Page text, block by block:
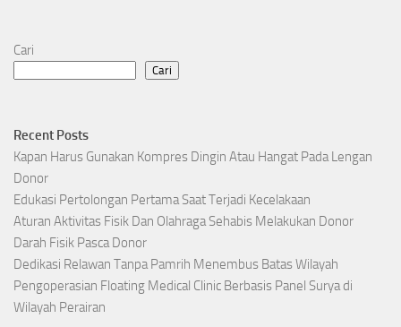
Cari
Cari
Recent Posts
Kapan Harus Gunakan Kompres Dingin Atau Hangat Pada Lengan
Donor
Edukasi Pertolongan Pertama Saat Terjadi Kecelakaan
Aturan Aktivitas Fisik Dan Olahraga Sehabis Melakukan Donor
Darah Fisik Pasca Donor
Dedikasi Relawan Tanpa Pamrih Menembus Batas Wilayah
Pengoperasian Floating Medical Clinic Berbasis Panel Surya di
Wilayah Perairan